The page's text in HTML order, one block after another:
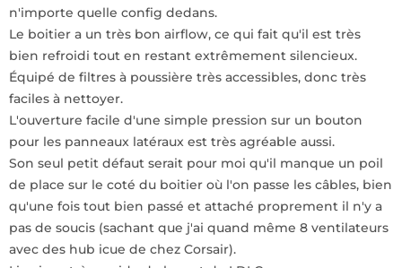
n'importe quelle config dedans.
Le boitier a un très bon airflow, ce qui fait qu'il est très
bien refroidi tout en restant extrêmement silencieux.
Équipé de filtres à poussière très accessibles, donc très
faciles à nettoyer.
L'ouverture facile d'une simple pression sur un bouton
pour les panneaux latéraux est très agréable aussi.
Son seul petit défaut serait pour moi qu'il manque un poil
de place sur le coté du boitier où l'on passe les câbles, bien
qu'une fois tout bien passé et attaché proprement il n'y a
pas de soucis (sachant que j'ai quand même 8 ventilateurs
avec des hub icue de chez Corsair).